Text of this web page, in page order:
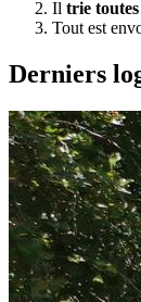
Il trie toutes
Tout est
Derniers